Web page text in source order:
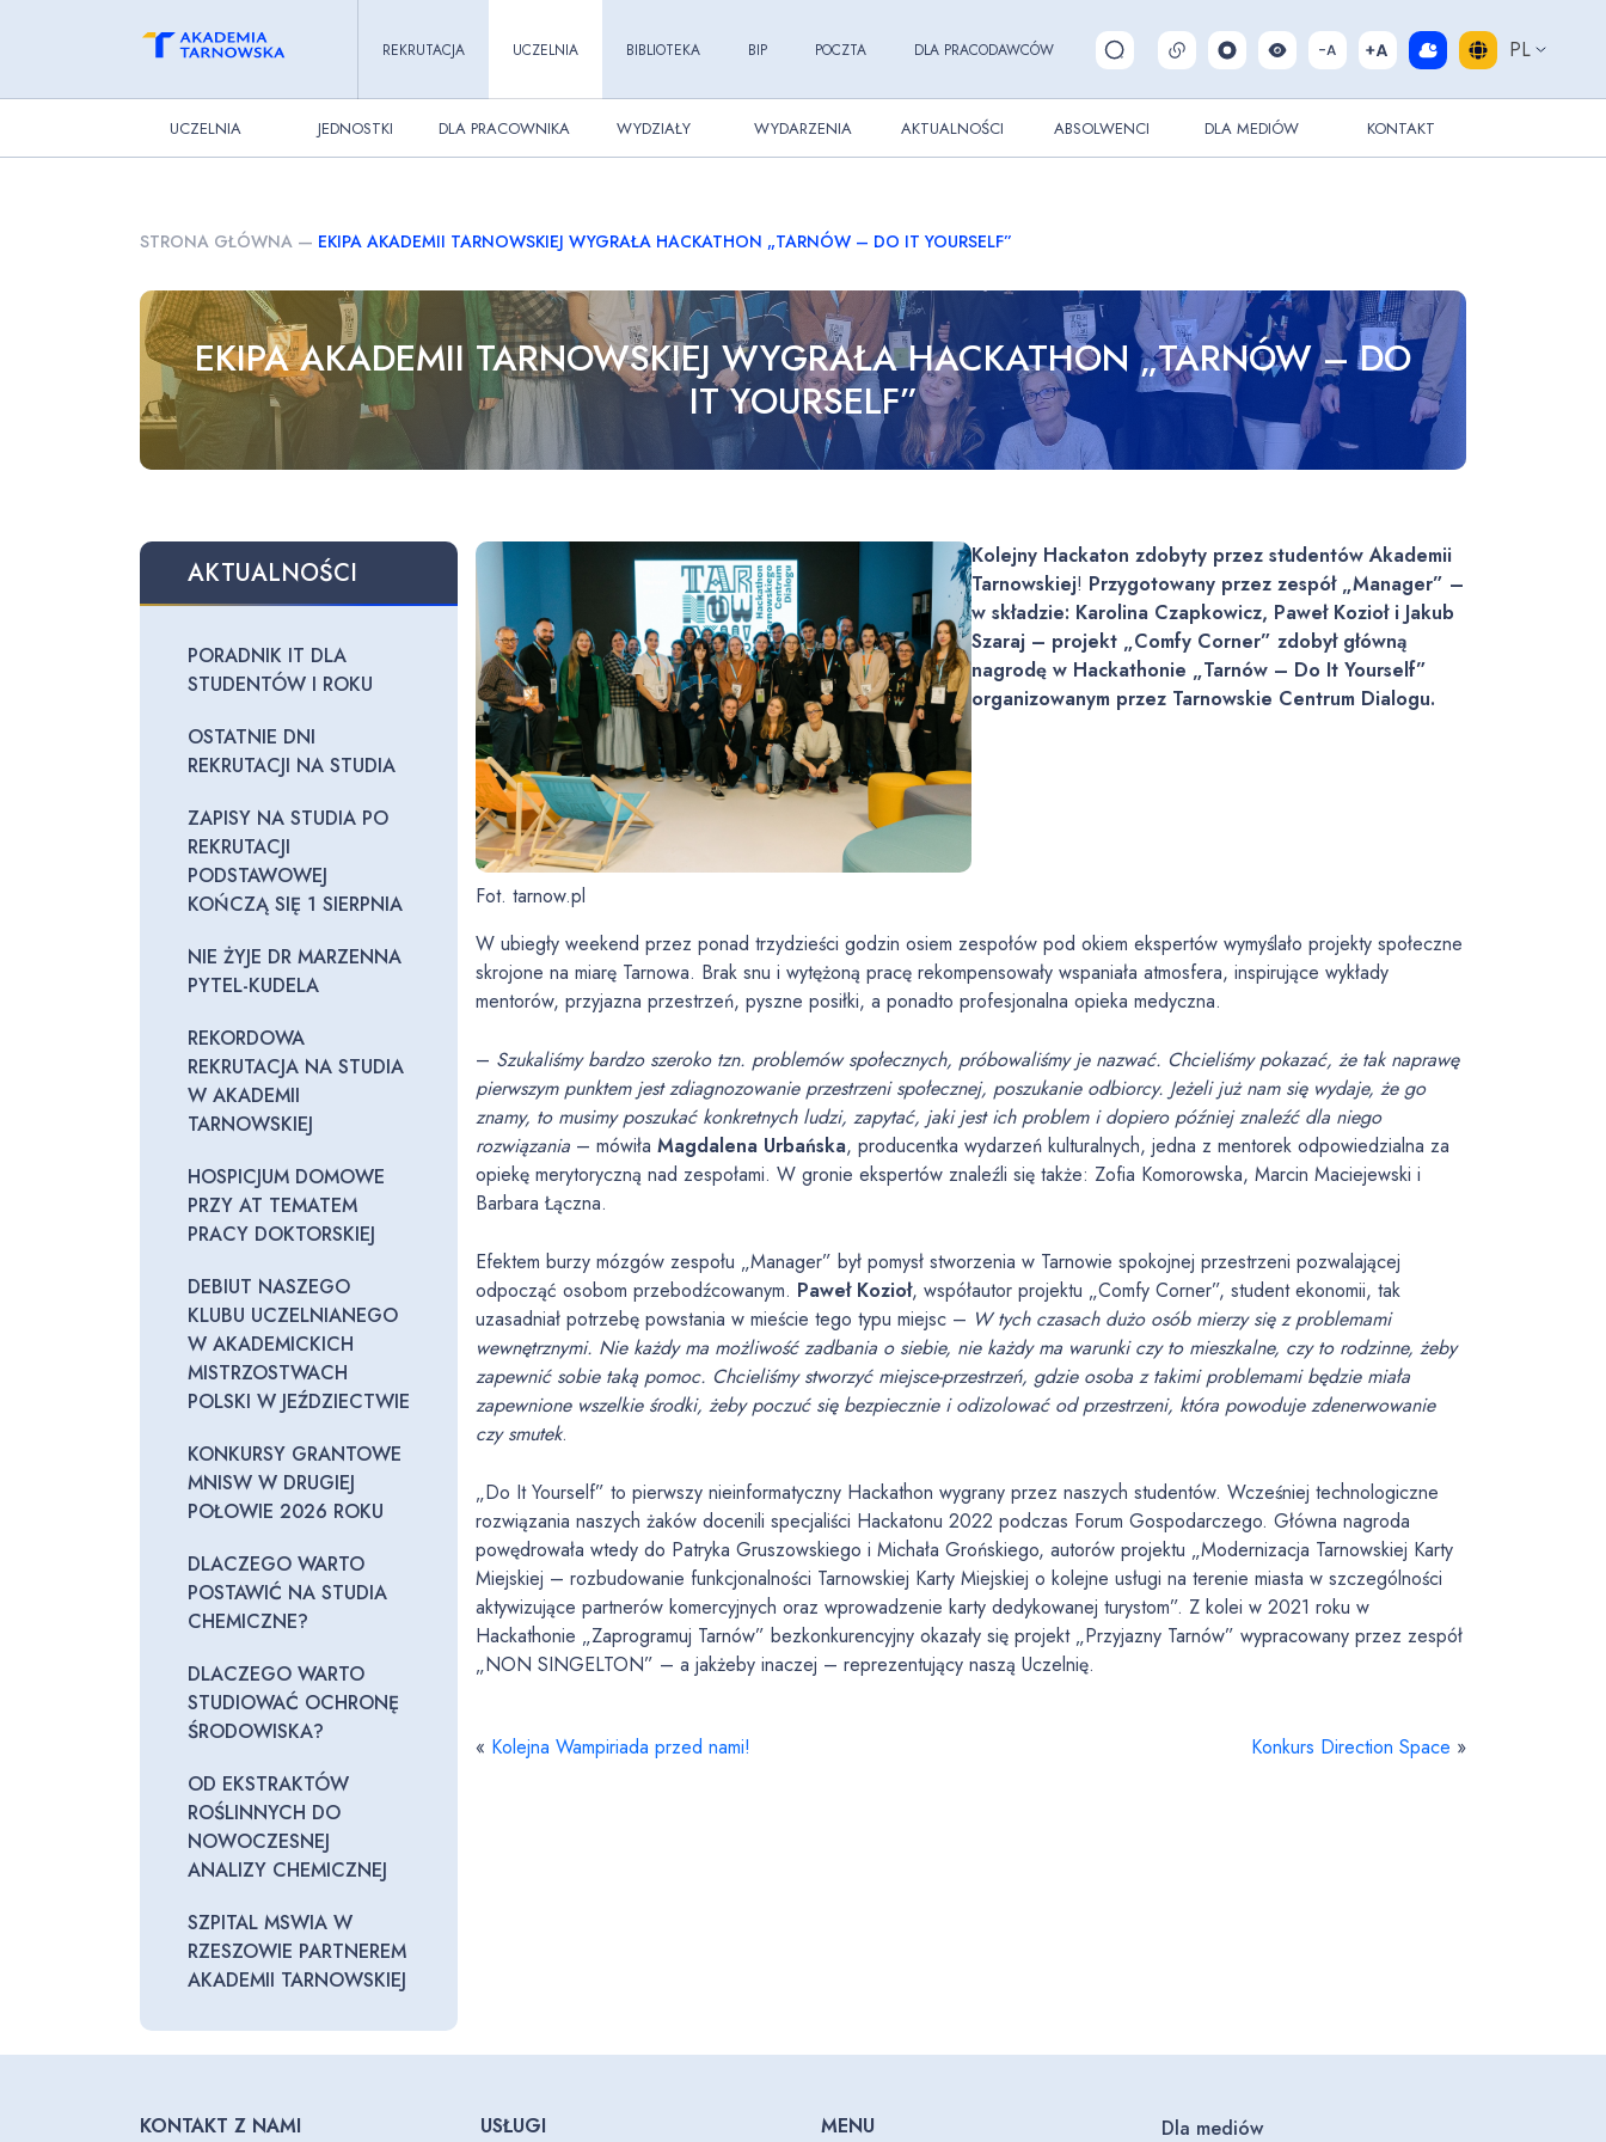
REKRUTACJA UCZELNIA BIBLIOTEKA BIP POCZTA DLA PRACODAWCÓW Pokaż/ukryj wyszukiwarkę PL
UCZELNIA JEDNOSTKI DLA PRACOWNIKA WYDZIAŁY WYDARZENIA AKTUALNOŚCI ABSOLWENCI DLA MEDIÓW KONTAKT
STRONA GŁÓWNA — EKIPA AKADEMII TARNOWSKIEJ WYGRAŁA HACKATHON „TARNÓW – DO IT YOURSELF”
EKIPA AKADEMII TARNOWSKIEJ WYGRAŁA HACKATHON „TARNÓW – DO
IT YOURSELF”
AKTUALNOŚCI
PORADNIK IT DLA
STUDENTÓW I ROKU
OSTATNIE DNI
REKRUTACJI NA STUDIA
ZAPISY NA STUDIA PO
REKRUTACJI
PODSTAWOWEJ
KOŃCZĄ SIĘ 1 SIERPNIA
NIE ŻYJE DR MARZENNA
PYTEL-KUDELA
REKORDOWA
REKRUTACJA NA STUDIA
W AKADEMII
TARNOWSKIEJ
HOSPICJUM DOMOWE
PRZY AT TEMATEM
PRACY DOKTORSKIEJ
DEBIUT NASZEGO
KLUBU UCZELNIANEGO
W AKADEMICKICH
MISTRZOSTWACH
POLSKI W JEŹDZIECTWIE
KONKURSY GRANTOWE
MNISW W DRUGIEJ
POŁOWIE 2026 ROKU
DLACZEGO WARTO
POSTAWIĆ NA STUDIA
CHEMICZNE?
DLACZEGO WARTO
STUDIOWAĆ OCHRONĘ
ŚRODOWISKA?
OD EKSTRAKTÓW
ROŚLINNYCH DO
NOWOCZESNEJ
ANALIZY CHEMICZNEJ
SZPITAL MSWIA W
RZESZOWIE PARTNEREM
AKADEMII TARNOWSKIEJ
Fot. tarnow.pl
Kolejny Hackaton zdobyty przez studentów Akademii
Tarnowskiej! Przygotowany przez zespół „Manager” –
w składzie: Karolina Czapkowicz, Paweł Kozioł i Jakub
Szaraj – projekt „Comfy Corner” zdobył główną
nagrodę w Hackathonie „Tarnów – Do It Yourself”
organizowanym przez Tarnowskie Centrum Dialogu.
W ubiegły weekend przez ponad trzydzieści godzin osiem zespołów pod okiem ekspertów wymyślało projekty społeczne
skrojone na miarę Tarnowa. Brak snu i wytężoną pracę rekompensowały wspaniała atmosfera, inspirujące wykłady
mentorów, przyjazna przestrzeń, pyszne posiłki, a ponadto profesjonalna opieka medyczna.
– Szukaliśmy bardzo szeroko tzn. problemów społecznych, próbowaliśmy je nazwać. Chcieliśmy pokazać, że tak naprawę
pierwszym punktem jest zdiagnozowanie przestrzeni społecznej, poszukanie odbiorcy. Jeżeli już nam się wydaje, że go
znamy, to musimy poszukać konkretnych ludzi, zapytać, jaki jest ich problem i dopiero później znaleźć dla niego
rozwiązania – mówiłaMagdalena Urbańska, producentka wydarzeń kulturalnych, jedna z mentorek odpowiedzialna za
opiekę merytoryczną nad zespołami. W gronie ekspertów znaleźli się także: Zofia Komorowska, Marcin Maciejewski i
Barbara Łączna.
Efektem burzy mózgów zespołu „Manager” był pomysł stworzenia w Tarnowie spokojnej przestrzeni pozwalającej
odpocząć osobom przebodźcowanym. Paweł Kozioł, współautor projektu „Comfy Corner”, student ekonomii, tak
uzasadniał potrzebę powstania w mieście tego typu miejsc – W tych czasach dużo osób mierzy się z problemami
wewnętrznymi. Nie każdy ma możliwość zadbania o siebie, nie każdy ma warunki czy to mieszkalne, czy to rodzinne, żeby
zapewnić sobie taką pomoc. Chcieliśmy stworzyć miejsce-przestrzeń, gdzie osoba z takimi problemami będzie miała
zapewnione wszelkie środki, żeby poczuć się bezpiecznie i odizolować od przestrzeni, która powoduje zdenerwowanie
czy smutek.
„Do It Yourself” to pierwszy nieinformatyczny Hackathon wygrany przez naszych studentów. Wcześniej technologiczne
rozwiązania naszych żaków docenili specjaliści Hackatonu 2022 podczas Forum Gospodarczego. Główna nagroda
powędrowała wtedy do Patryka Gruszowskiego i Michała Grońskiego, autorów projektu „Modernizacja Tarnowskiej Karty
Miejskiej – rozbudowanie funkcjonalności Tarnowskiej Karty Miejskiej o kolejne usługi na terenie miasta w szczególności
aktywizujące partnerów komercyjnych oraz wprowadzenie karty dedykowanej turystom”. Z kolei w 2021 roku w
Hackathonie „Zaprogramuj Tarnów” bezkonkurencyjny okazały się projekt „Przyjazny Tarnów” wypracowany przez zespół
„NON SINGELTON” – a jakżeby inaczej – reprezentujący naszą Uczelnię.
« Kolejna Wampiriada przed nami! Konkurs Direction Space »
KONTAKT Z NAMI USŁUGI MENU Dla mediów